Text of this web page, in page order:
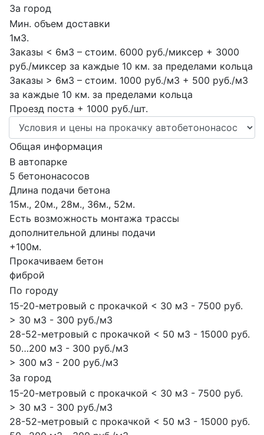
За город
Мин. объем доставки
1м3.
Заказы < 6м3 – стоим. 6000 руб./миксер + 3000
руб./миксер за каждые 10 км. за пределами кольца
Заказы > 6м3 – стоим. 1000 руб./м3 + 500 руб./м3
за каждые 10 км. за пределами кольца
Проезд поста + 1000 руб./шт.
Общая информация
В автопарке
5 бетононасосов
Длина подачи бетона
15м., 20м., 28м., 36м., 52м.
Есть возможность монтажа трассы
дополнительной длины подачи
+100м.
Прокачиваем бетон
фиброй
По городу
15-20-метровый с прокачкой < 30 м3 - 7500 руб.
> 30 м3 - 300 руб./м3
28-52-метровый с прокачкой < 50 м3 - 15000 руб.
50…200 м3 - 300 руб./м3
> 300 м3 - 200 руб./м3
За город
15-20-метровый с прокачкой < 30 м3 - 7500 руб.
> 30 м3 - 300 руб./м3
28-52-метровый с прокачкой < 50 м3 - 15000 руб.